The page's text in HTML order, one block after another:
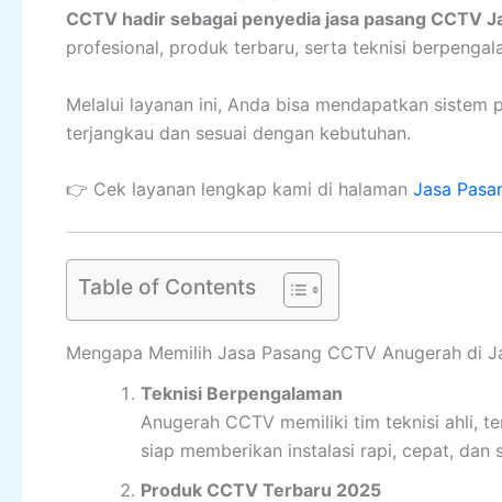
CCTV hadir sebagai penyedia jasa pasang CCTV
profesional, produk terbaru, serta teknisi
Melalui layanan ini, Anda bisa mendapatkan
terjangkau dan sesuai dengan kebutuhan.
👉 Cek layanan lengkap kami di halaman Jasa
Table of Contents
Mengapa Memilih Jasa Pasang CCTV Anugerah di
Teknisi Berpengalaman
Anugerah CCTV memiliki tim teknisi ahli,
siap memberikan instalasi rapi, cepat, dan
Produk CCTV Terbaru 2025